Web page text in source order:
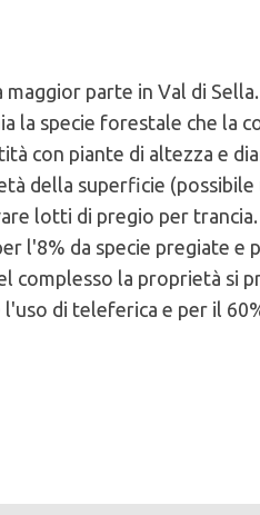
parte in Val di
la specie forestale che la
con piante di altezza e
della superficie
lotti di pregio per
l'8% da specie pregiate e
complesso la proprietà si
di teleferica e per il
Valsugana
cliccando qui
1%